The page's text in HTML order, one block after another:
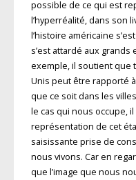
possible de ce qui est
l’hyperréalité, dans son
l’histoire américaine
s’est attardé aux
exemple, il soutient que
Unis peut être rapporté
que ce soit dans les
le cas qui nous occupe,
représentation de cet
saisissante prise de
nous vivons. Car en
que l’image que nous